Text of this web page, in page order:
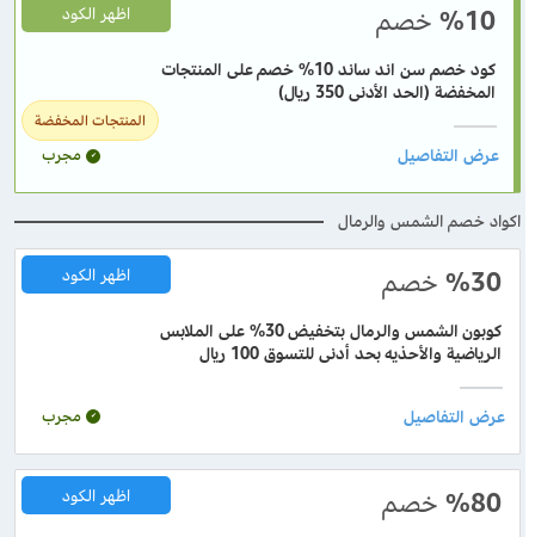
%10 خصم
المنتجات المخفضة
كود خصم سن اند ساند 10% خصم على المنتجات
المخفضة (الحد الأدنى 350 ريال)
اظهر الكود
مجرب
اكواد خصم الشمس والرمال
%30 خصم
كوبون الشمس والرمال بتخفيض 30% على الملابس
الرياضية والأحذيه بحد أدنى للتسوق 100 ريال
اظهر الكود
مجرب
%80 خصم اظهر الكود